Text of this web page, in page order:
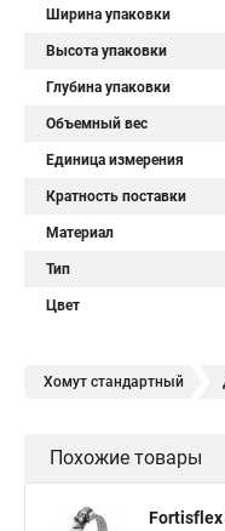
Ширина упаковки
Высота упаковки
Глубина упаковки
Объемный вес
Единица измерения
Кратность поставки
Материал
Тип
Цвет
Хомут стандартный
Дюбель хомут для
Похожие товары